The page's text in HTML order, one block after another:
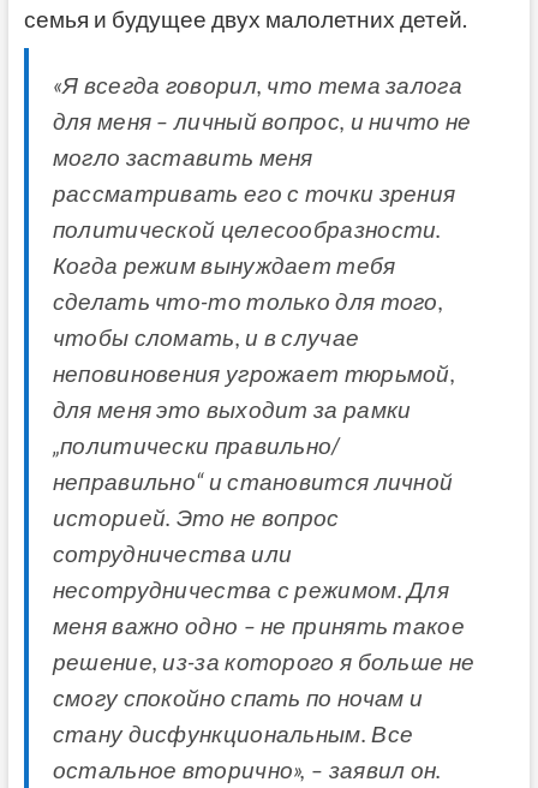
семья и будущее двух малолетних детей.
«Я всегда говорил, что тема залога
для меня – личный вопрос, и ничто не
могло заставить меня
рассматривать его с точки зрения
политической целесообразности.
Когда режим вынуждает тебя
сделать что-то только для того,
чтобы сломать, и в случае
неповиновения угрожает тюрьмой,
для меня это выходит за рамки
„политически правильно/
неправильно“ и становится личной
историей. Это не вопрос
сотрудничества или
несотрудничества с режимом. Для
меня важно одно – не принять такое
решение, из-за которого я больше не
смогу спокойно спать по ночам и
стану дисфункциональным. Все
остальное вторично», – заявил он.